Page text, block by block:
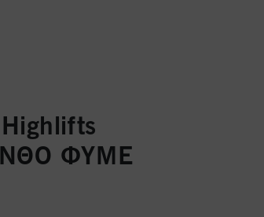
Highlifts
ΦΥΜΕ